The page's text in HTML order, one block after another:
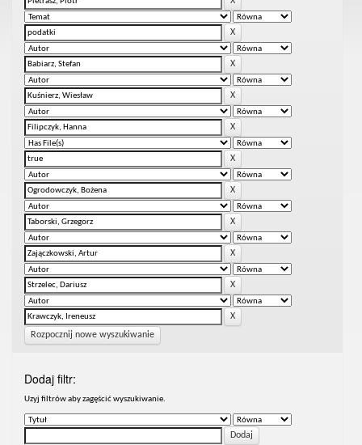
Rozpocznij nowe wyszukiwanie
Dodaj filtr:
Uzyj filtrów aby zagęścić wyszukiwanie.